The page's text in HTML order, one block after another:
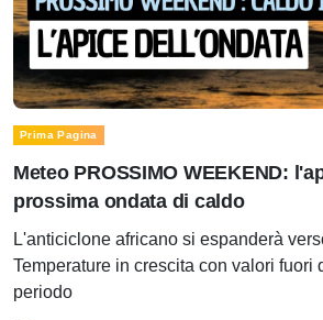
Prima Pagina
Meteo PROSSIMO WEEKEND:
prossima ondata di caldo
L'anticiclone africano si espanderà
Temperature in crescita con valori fuori
periodo